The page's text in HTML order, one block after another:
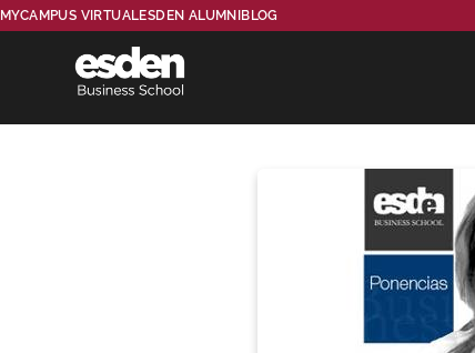
MYCAMPUS VIRTUALESDEN ALUMNI BLOG